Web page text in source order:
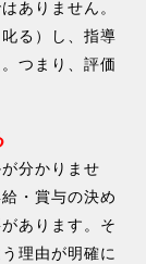
ありません。
る）し、指導
つまり、評価
分かりませ
・賞与の決め
あります。そ
理由が明確に